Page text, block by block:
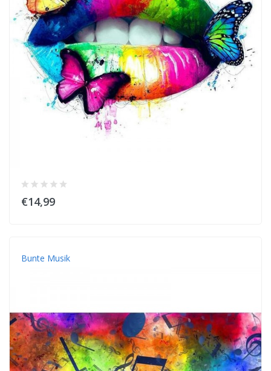
€14,99
Bunte Musik